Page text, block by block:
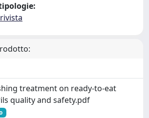
treatment on ready-to-eat
quality and safety.pdf